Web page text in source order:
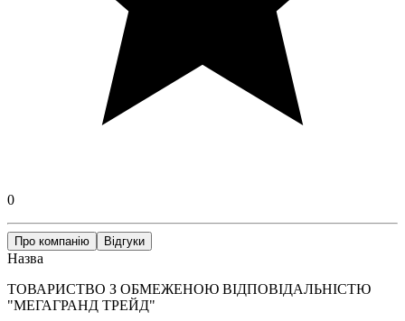
0
Про компанію Відгуки
Назва
ТОВАРИСТВО З ОБМЕЖЕНОЮ ВІДПОВІДАЛЬНІСТЮ
"МЕГАГРАНД ТРЕЙД"